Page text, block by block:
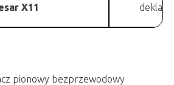
X11
pionowy bezprzewodowy